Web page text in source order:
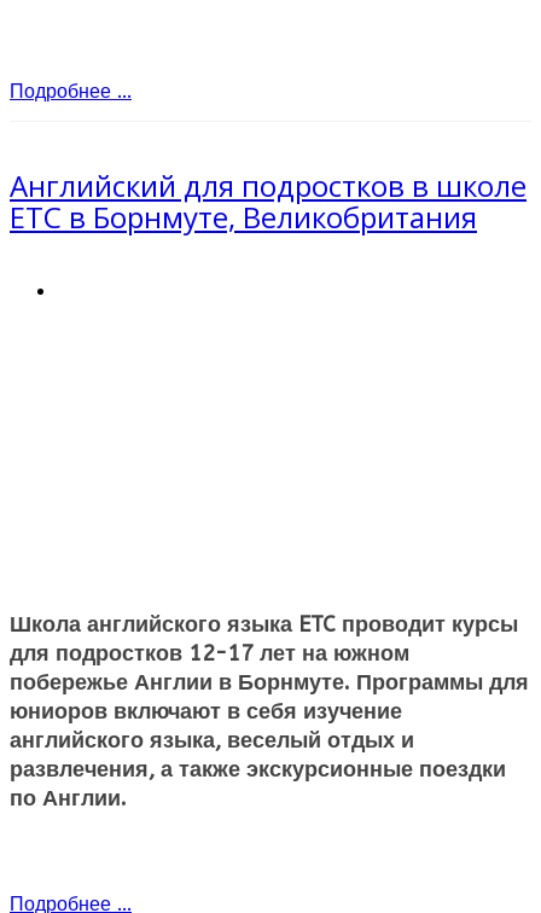
Подробнее ...
Английский для подростков в школе
ETC в Борнмуте, Великобритания
Школа английского языка ETC проводит курсы
для подростков 12-17 лет на южном
побережье Англии в Борнмуте. Программы для
юниоров включают в себя изучение
английского языка, веселый отдых и
развлечения, а также экскурсионные поездки
по Англии.
Подробнее ...